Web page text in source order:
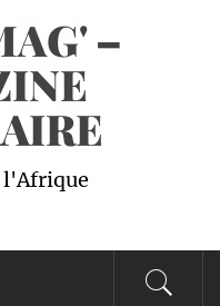
–
l'Afrique